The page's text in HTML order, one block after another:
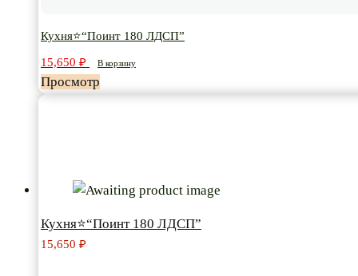
Кухня⭐“Поинт 180 ЛДСП”
15,650 ₽ В корзину
Просмотр
Кухня⭐“Поинт 180 ЛДСП”
15,650 ₽